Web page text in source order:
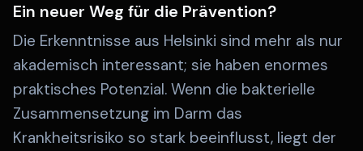
Ein neuer Weg für die Prävention?
Die Erkenntnisse aus Helsinki sind mehr als nur
akademisch interessant; sie haben enormes
praktisches Potenzial. Wenn die bakterielle
Zusammensetzung im Darm das
Krankheitsrisiko so stark beeinflusst, liegt der